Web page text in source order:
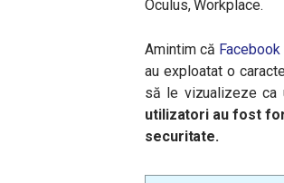
Oculus, Workplace.
Amintim că
au exploatat o
să le vizualizeze ca
utilizatori au fost
securitate.